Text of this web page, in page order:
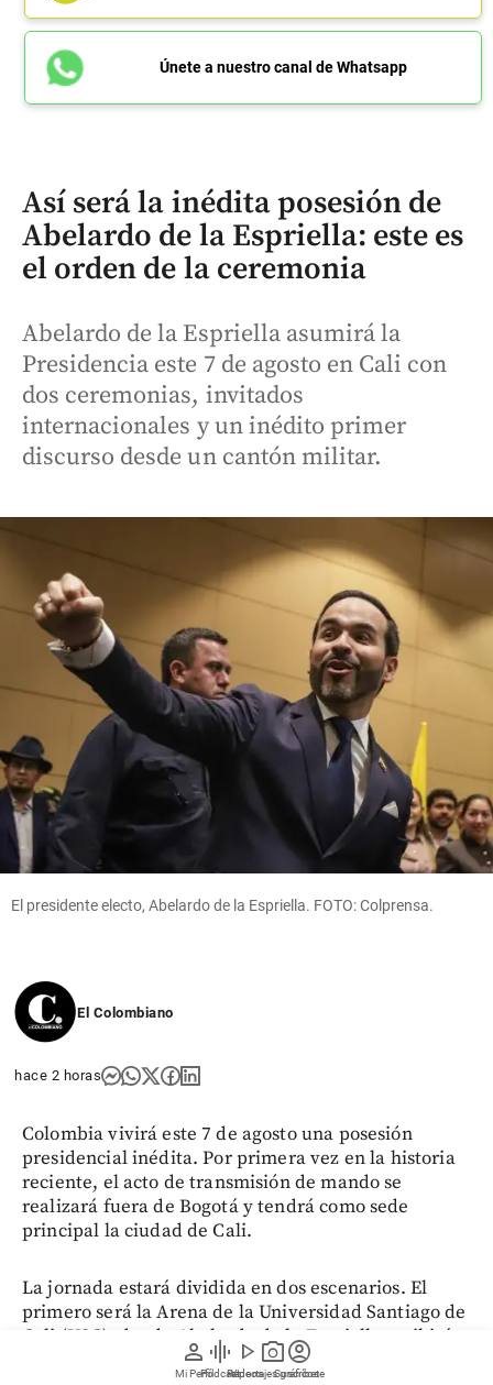
person
Mi Perfil
graphic_eq
Pódcast
play_arrow
Videos
photo_camera
Reportajes gráficos
account_circle
Suscríbete
Únete a nuestro canal de Whatsapp
Así será la inédita posesión de
Abelardo de la Espriella: este es
el orden de la ceremonia
Abelardo de la Espriella asumirá la
Presidencia este 7 de agosto en Cali con
dos ceremonias, invitados
internacionales y un inédito primer
discurso desde un cantón militar.
El presidente electo, Abelardo de la Espriella. FOTO: Colprensa.
El Colombiano
hace 2 horas
Colombia vivirá este 7 de agosto una posesión
presidencial inédita. Por primera vez en la historia
reciente, el acto de transmisión de mando se
realizará fuera de Bogotá y tendrá como sede
principal la ciudad de Cali.
La jornada estará dividida en dos escenarios. El
primero será la Arena de la Universidad Santiago de
Cali (USC), donde Abelardo de la Espriella recibirá
oficialmente la banda presidencial.